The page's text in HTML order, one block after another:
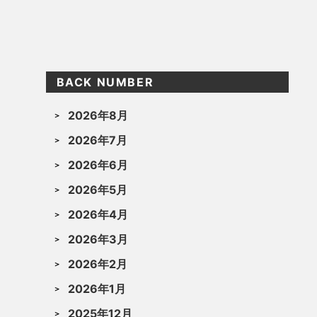
BACK NUMBER
2026年8月
2026年7月
2026年6月
2026年5月
2026年4月
2026年3月
2026年2月
2026年1月
2025年12月